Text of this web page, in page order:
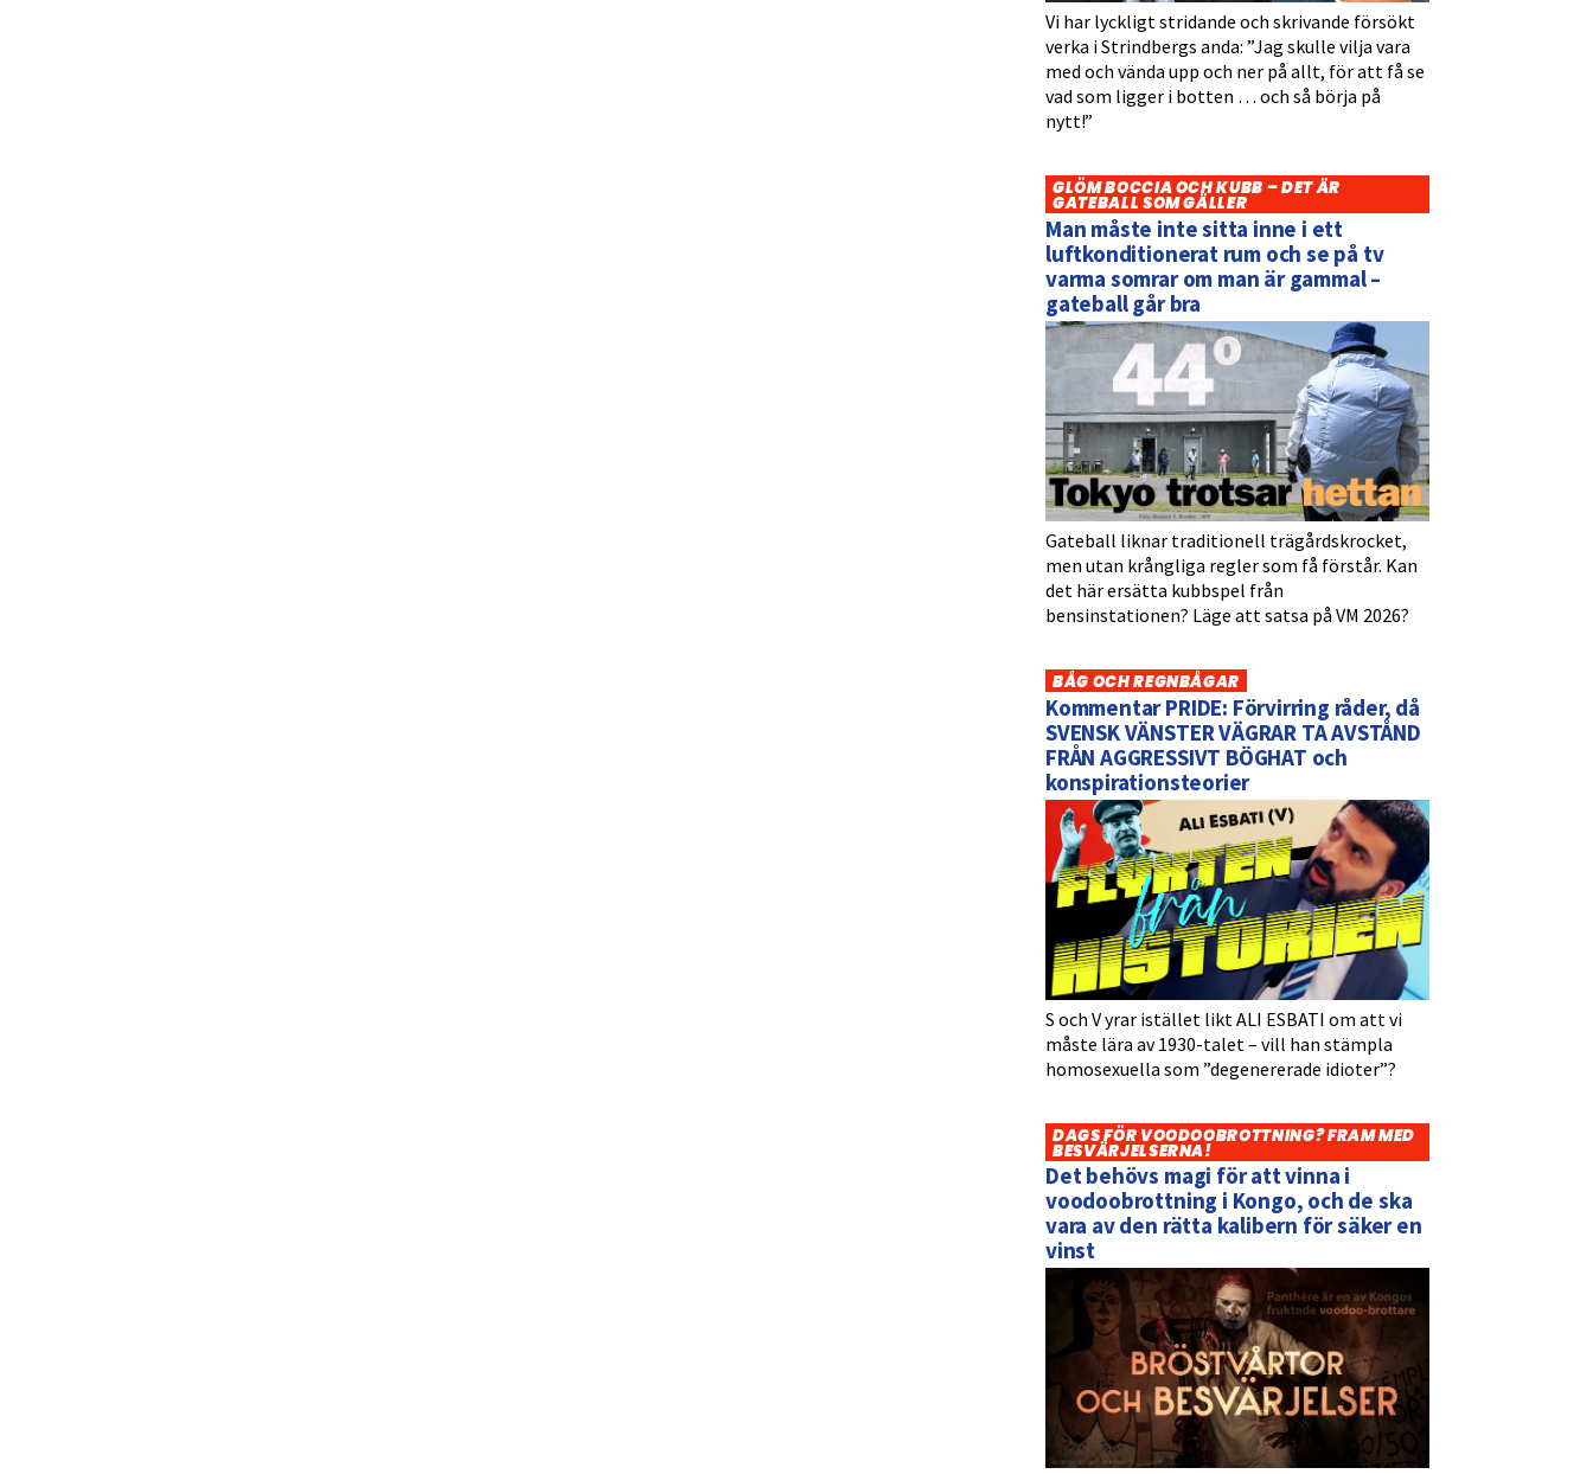
Vi har lyckligt stridande och skrivande försökt
verka i Strindbergs anda: ”Jag skulle vilja vara
med och vända upp och ner på allt, för att få se
vad som ligger i botten … och så börja på
nytt!”
GLÖM BOCCIA OCH KUBB – DET ÄR
GATEBALL SOM GÄLLER
Man måste inte sitta inne i ett
luftkonditionerat rum och se på tv
varma somrar om man är gammal –
gateball går bra
Gateball liknar traditionell trägårdskrocket,
men utan krångliga regler som få förstår. Kan
det här ersätta kubbspel från
bensinstationen? Läge att satsa på VM 2026?
BÅG OCH REGNBÅGAR
Kommentar PRIDE: Förvirring råder, då
SVENSK VÄNSTER VÄGRAR TA AVSTÅND
FRÅN AGGRESSIVT BÖGHAT och
konspirationsteorier
S och V yrar istället likt ALI ESBATI om att vi
måste lära av 1930-talet – vill han stämpla
homosexuella som ”degenererade idioter”?
DAGS FÖR VOODOOBROTTNING? FRAM MED
BESVÄRJELSERNA!
Det behövs magi för att vinna i
voodoobrottning i Kongo, och de ska
vara av den rätta kalibern för säker en
vinst